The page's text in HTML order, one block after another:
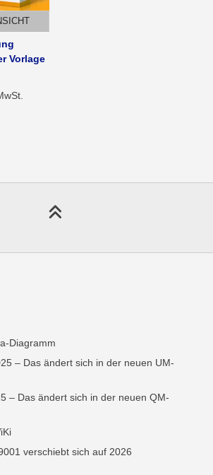
Vorlage
Diagramm
– Das ändert sich in der neuen UM-
– Das ändert sich in der neuen QM-
verschiebt sich auf 2026